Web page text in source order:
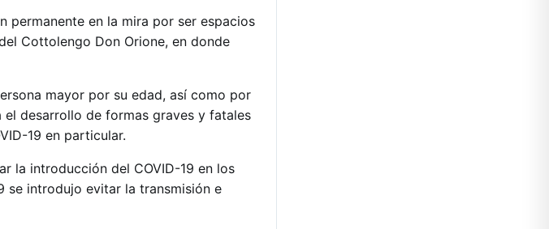
permanente en la mira por ser espacios
Cottolengo Don Orione, en donde
mayor por su edad, así como por
desarrollo de formas graves y fatales
19 en particular.
la introducción del COVID-19 en los
se introdujo evitar la transmisión e